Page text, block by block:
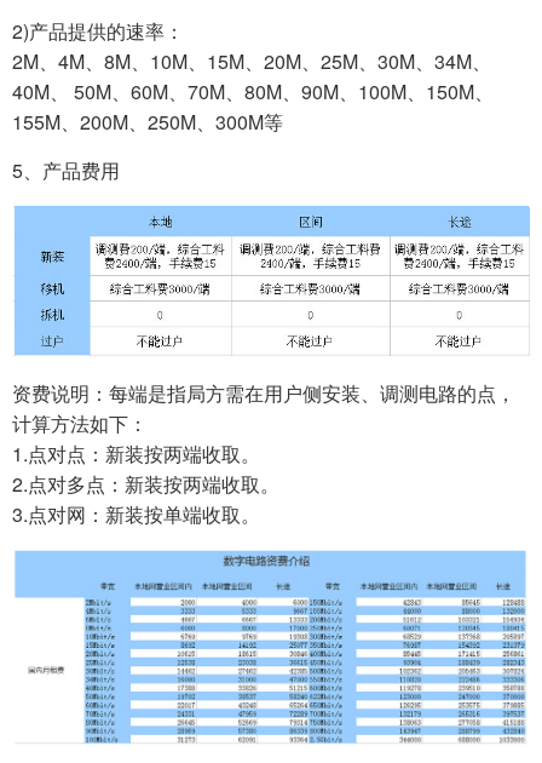
2)产品提供的速率：
2M、4M、8M、10M、15M、20M、25M、30M、34M、
40M、 50M、60M、70M、80M、90M、100M、150M、
155M、200M、250M、300M等
5、产品费用
资费说明：每端是指局方需在用户侧安装、调测电路的点，
计算方法如下：
1.点对点：新装按两端收取。
2.点对多点：新装按两端收取。
3.点对网：新装按单端收取。